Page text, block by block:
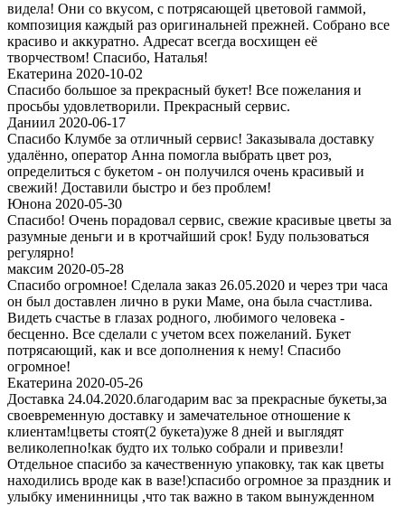
видела! Они со вкусом, с потрясающей цветовой гаммой,
композиция каждый раз оригинальней прежней. Собрано все
красиво и аккуратно. Адресат всегда восхищен её
творчеством! Спасибо, Наталья!
Екатерина 2020-10-02
Спасибо большое за прекрасный букет! Все пожелания и
просьбы удовлетворили. Прекрасный сервис.
Даниил 2020-06-17
Спасибо Клумбе за отличный сервис! Заказывала доставку
удалённо, оператор Анна помогла выбрать цвет роз,
определиться с букетом - он получился очень красивый и
свежий! Доставили быстро и без проблем!
Юнона 2020-05-30
Спасибо! Очень порадовал сервис, свежие красивые цветы за
разумные деньги и в кротчайший срок! Буду пользоваться
регулярно!
максим 2020-05-28
Спасибо огромное! Сделала заказ 26.05.2020 и через три часа
он был доставлен лично в руки Маме, она была счастлива.
Видеть счастье в глазах родного, любимого человека -
бесценно. Все сделали с учетом всех пожеланий. Букет
потрясающий, как и все дополнения к нему! Спасибо
огромное!
Екатерина 2020-05-26
Доставка 24.04.2020.благодарим вас за прекрасные букеты,за
своевременную доставку и замечательное отношение к
клиентам!цветы стоят(2 букета)уже 8 дней и выглядят
великолепно!как будто их только собрали и привезли!
Отдельное спасибо за качественную упаковку, так как цветы
находились вроде как в вазе!)спасибо огромное за праздник и
улыбку именинницы ,что так важно в таком вынужденном